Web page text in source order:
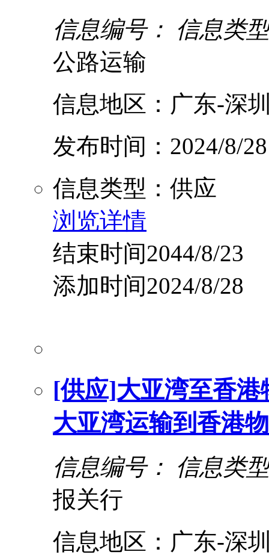
信息编号： 信息类
公路运输
信息地区：广东-深
发布时间：2024/8/28
信息类型：供应
浏览详情
结束时间2044/8/23
添加时间2024/8/28
[供应]大亚湾至香
大亚湾运输到香港
信息编号： 信息类
报关行
信息地区：广东-深